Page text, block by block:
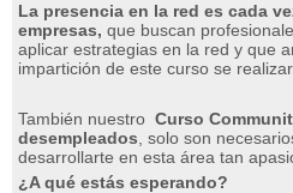
La presencia en la red es cada
empresas, que buscan
aplicar estrategias en la red y que
impartición de este curso se
También nuestro Curso
desempleados , solo son
desarrollarte en esta área tan
¿A qué estás esperando?